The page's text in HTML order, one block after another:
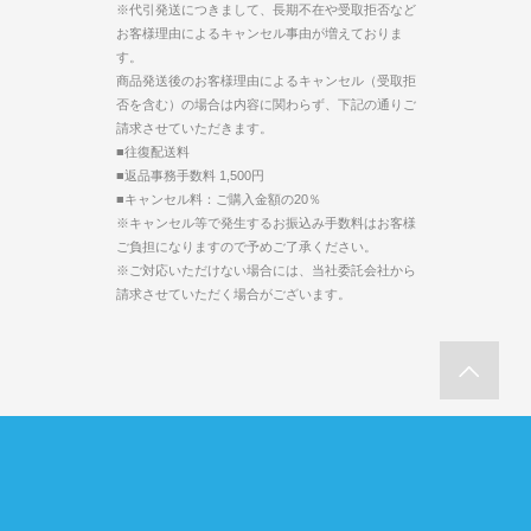
※代引発送につきまして、長期不在や受取拒否など
お客様理由によるキャンセル事由が増えておりま
す。
商品発送後のお客様理由によるキャンセル（受取拒
否を含む）の場合は内容に関わらず、下記の通りご
請求させていただきます。
■往復配送料
■返品事務手数料 1,500円
■キャンセル料：ご購入金額の20％
※キャンセル等で発生するお振込み手数料はお客様
ご負担になりますので予めご了承ください。
※ご対応いただけない場合には、当社委託会社から
請求させていただく場合がございます。